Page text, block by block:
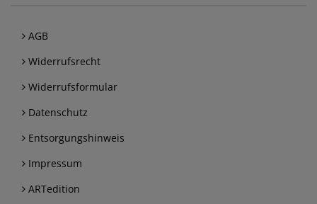
AGB
Widerrufsrecht
Widerrufsformular
Datenschutz
Entsorgungshinweis
Impressum
ARTedition